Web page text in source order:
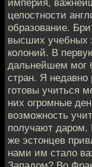
империя,
целостности
образование.
высших учебных
колоний. В
дальнейшем мог
стран. Я недавно
готовы учиться
них огромные
возможность
получают
же эстонцев
нами им стало